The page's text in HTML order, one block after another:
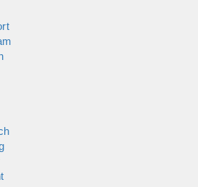
daarvoor bent u bij Pauline
het goede adres.